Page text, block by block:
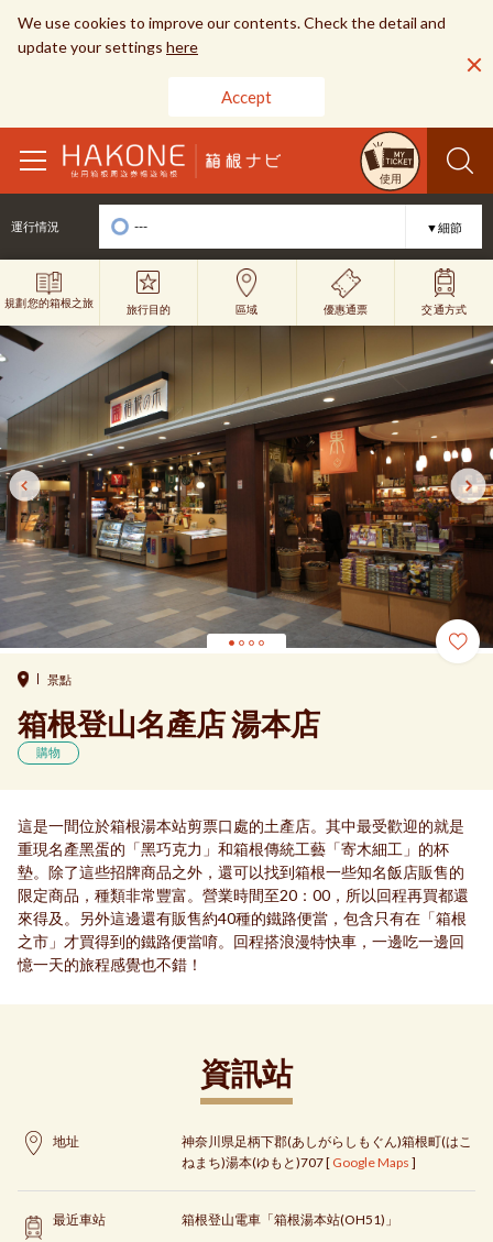
We use cookies to improve our contents. Check the detail and
update your settings here
Accept
使用
toggle
navigation
運行情況 --- ▼細節
規劃您的箱根之旅 旅行目的 區域 優惠通票 交通方式
景點
箱根登山名產店 湯本店
購物
這是一間位於箱根湯本站剪票口處的土產店。其中最受歡迎的就是
重現名產黑蛋的「黑巧克力」和箱根傳統工藝「寄木細工」的杯
墊。除了這些招牌商品之外，還可以找到箱根一些知名飯店販售的
限定商品，種類非常豐富。營業時間至20：00，所以回程再買都還
來得及。另外這邊還有販售約40種的鐵路便當，包含只有在「箱根
之市」才買得到的鐵路便當唷。回程搭浪漫特快車，一邊吃一邊回
憶一天的旅程感覺也不錯！
資訊站
地址
神奈川県足柄下郡(あしがらしもぐん)箱根町(はこ
ねまち)湯本(ゆもと)707 [ Google Maps ]
最近車站 箱根登山電車「箱根湯本站(OH51)」